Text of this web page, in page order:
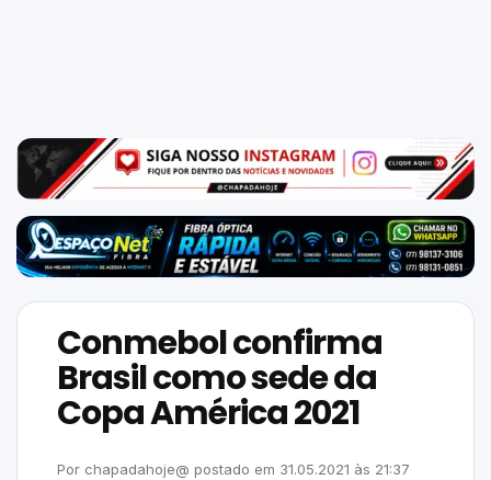
NAS
NOSSAS
REDES
Conmebol confirma
Brasil como sede da
Copa América 2021
Por chapadahoje@ postado em 31.05.2021 às 21:37